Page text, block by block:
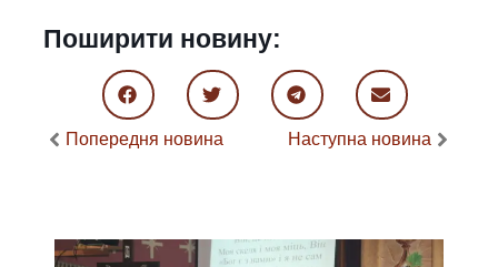
Поширити новину:
Попередня новина Наступна новина